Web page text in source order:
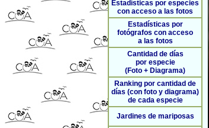
Estadísticas por especies
con acceso a las fotos
Estadísticas por
fotógrafos con acceso
a las fotos
Cantidad de días
por especie
(Foto + Diagrama)
Ranking por cantidad de
días (con foto y diagrama)
de cada especie
Jardines de mariposas